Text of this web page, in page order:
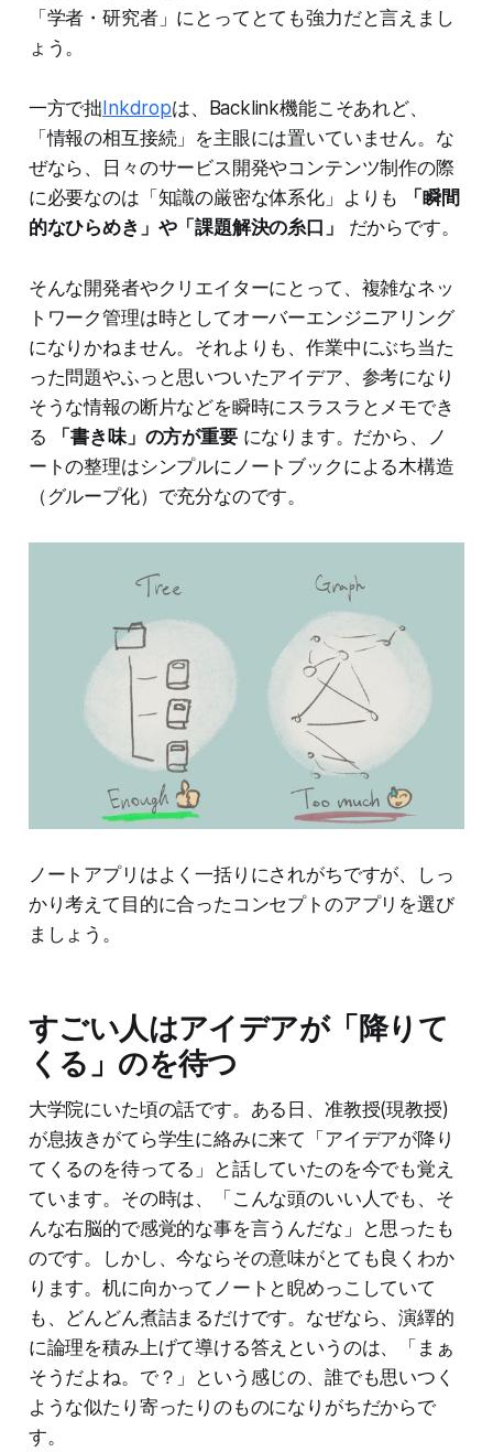
「学者・研究者」にとってとても強力だと言えまし
ょう。
一方で拙Inkdropは、Backlink機能こそあれど、
「情報の相互接続」を主眼には置いていません。な
ぜなら、日々のサービス開発やコンテンツ制作の際
に必要なのは「知識の厳密な体系化」よりも
「瞬間
的なひらめき」や「課題解決の糸口」
だからです。
そんな開発者やクリエイターにとって、複雑なネッ
トワーク管理は時としてオーバーエンジニアリング
になりかねません。それよりも、作業中にぶち当た
った問題やふっと思いついたアイデア、参考になり
そうな情報の断片などを瞬時にスラスラとメモでき
る
「書き味」の方が重要になります。だから、ノ
ートの整理はシンプルにノートブックによる木構造
（グループ化）で充分なのです。
ノートアプリはよく一括りにされがちですが、しっ
かり考えて目的に合ったコンセプトのアプリを選び
ましょう。
すごい人はアイデアが「降りて
くる」のを待つ
大学院にいた頃の話です。ある日、准教授(現教授)
が息抜きがてら学生に絡みに来て「アイデアが降り
てくるのを待ってる」と話していたのを今でも覚え
ています。その時は、「こんな頭のいい人でも、そ
んな右脳的で感覚的な事を言うんだな」と思ったも
のです。しかし、今ならその意味がとても良くわか
ります。机に向かってノートと睨めっこしていて
も、どんどん煮詰まるだけです。なぜなら、演繹的
に論理を積み上げて導ける答えというのは、「まぁ
そうだよね。で？」という感じの、誰でも思いつく
ような似たり寄ったりのものになりがちだからで
す。